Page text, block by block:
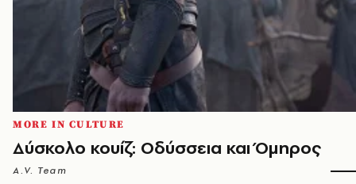
MORE IN CULTURE
Δύσκολο κουίζ: Οδύσσεια και Όμηρος
A.V. Team